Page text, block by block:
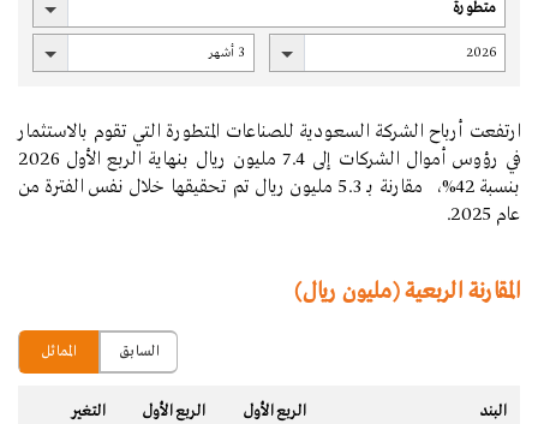
ارتفعت أرباحالشركة السعودية للصناعات المتطورة التي تقوم بالاستثمار
في رؤوس أموال الشركات إلى 7.4
مليون ريال بنهاية الربع الأول 2026
بنسبة 42%، مقارنة بـ 5.3
مليون ريال تم تحقيقها خلال نفس الفترة من
عام 2025.
المقارنة الربعية (مليون ريال)
المماثل السابق
البند
الربع الأول
الربع الأول
التغير‬